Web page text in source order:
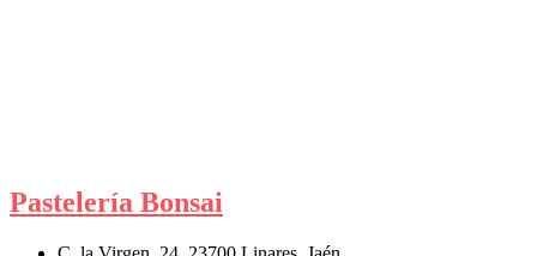
Pastelería Bonsai